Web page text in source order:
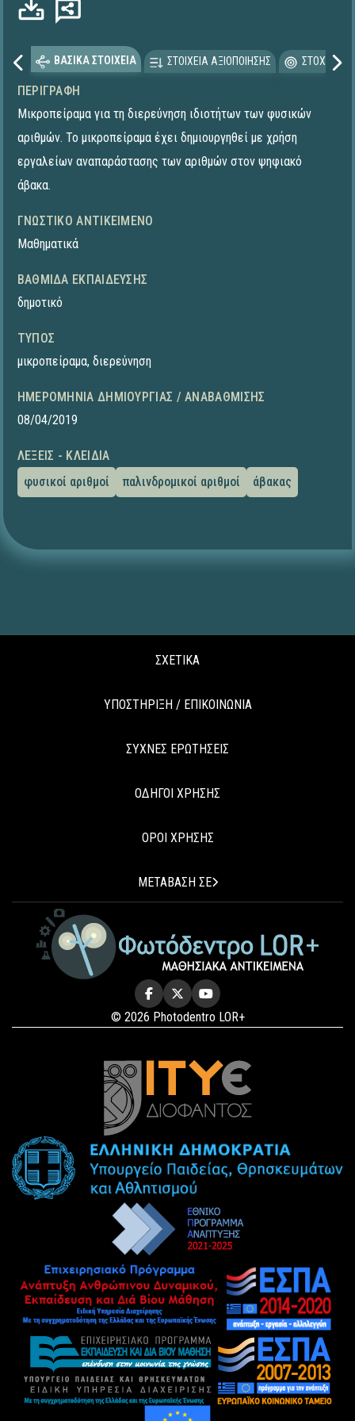
ΒΑΣΙΚΑ ΣΤΟΙΧΕΙΑ ΣΤΟΙΧΕΙΑ ΑΞΙΟΠΟΙΗΣΗΣ
ΠΕΡΙΓΡΑΦΉ
Μικροπείραμα για τη διερεύνηση ιδιοτήτων των φυσικών
αριθμών. To μικροπείραμα έχει δημιουργηθεί με χρήση
εργαλείων αναπαράστασης των αριθμών στον ψηφιακό
άβακα.
ΓΝΩΣΤΙΚΌ ΑΝΤΙΚΕΊΜΕΝΟ
Μαθηματικά
ΒΑΘΜΊΔΑ ΕΚΠΑΊΔΕΥΣΗΣ
δημοτικό
ΤΎΠΟΣ
μικροπείραμα, διερεύνηση
ΗΜΕΡΟΜΗΝΊΑ ΔΗΜΙΟΥΡΓΊΑΣ / ΑΝΑΒΆΘΜΙΣΗΣ
08/04/2019
ΛΈΞΕΙΣ - ΚΛΕΙΔΙΆ
φυσικοί αριθμοί
παλινδρομικοί αριθμοί άβακας
ΣΧΕΤΙΚΑ
ΥΠΟΣΤΗΡΙΞΗ / ΕΠΙΚΟΙΝΩΝΙΑ
ΣΥΧΝΕΣ ΕΡΩΤΗΣΕΙΣ
ΟΔΗΓΟΙ ΧΡΗΣΗΣ
ΟΡΟΙ ΧΡΗΣΗΣ
ΜΕΤΑΒΑΣΗ ΣΕ
© 2026 Photodentro LOR+